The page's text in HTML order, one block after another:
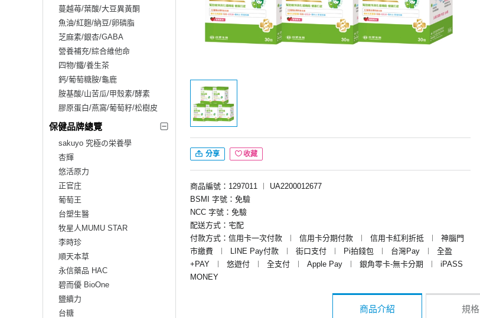
蔓越苺/葉酸/大豆異黃酮
魚油/紅麴/納豆/卵磷脂
芝麻素/銀杏/GABA
營養補充/綜合維他命
四物/鐵/養生茶
鈣/葡萄糖胺/龜鹿
胺基酸/山苦瓜/甲殼素/酵素
膠原蛋白/燕窩/葡萄籽/松樹皮
保健品牌總覽
sakuyo 究極の栄養學
杏輝
悠活原力
正官庄
葡萄王
台塑生醫
牧星人MUMU STAR
李時珍
順天本草
永信藥品 HAC
碧而優 BioOne
鹽續力
台糖
分享 收藏
商品編號：1297011 ︱
UA2200012677
BSMI 字號：免驗
NCC 字號：免驗
配送方式：宅配
付款方式：信用卡一次付款
︱ 信用卡分期付款 ︱ 信用卡紅利折抵 ︱
神腦門
市繳費
︱ LINE Pay付款 ︱ 街口支付 ︱ Pi拍錢包 ︱ 台灣Pay ︱
全盈
+PAY
︱ 悠遊付 ︱ 全支付 ︱ Apple Pay ︱ 銀角零卡-無卡分期 ︱
iPASS
MONEY
商品介紹 規格